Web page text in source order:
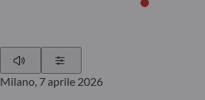
Milano, 7 aprile 2026